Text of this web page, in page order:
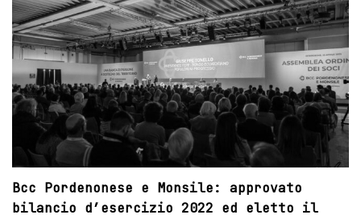
Bcc Pordenonese e Monsile: approvato
bilancio d’esercizio 2022 ed eletto il